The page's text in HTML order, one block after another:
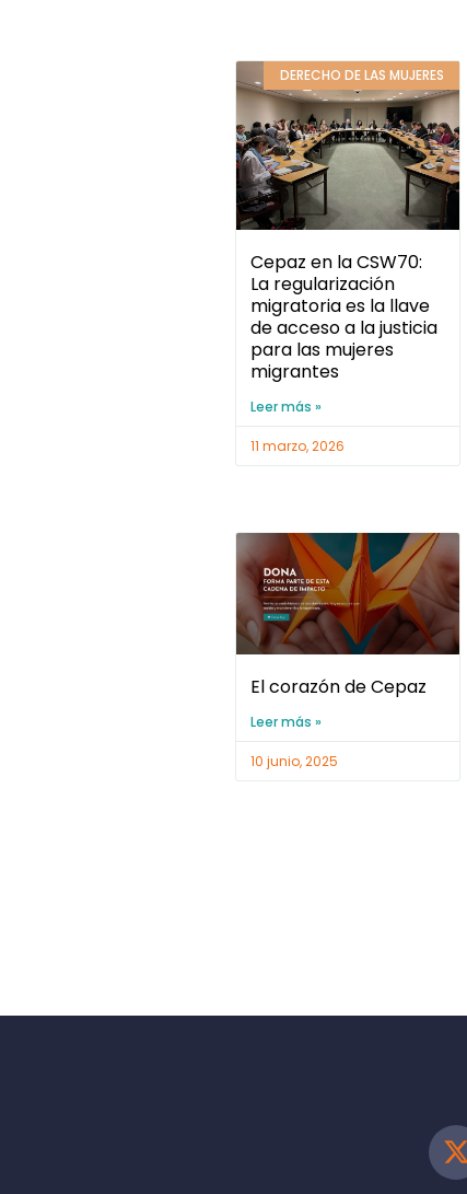
DERECHO DE LAS MUJERES
Cepaz en la CSW70:
La regularización
migratoria es la llave
de acceso a la justicia
para las mujeres
migrantes
Leer más »
11 marzo, 2026
El corazón de Cepaz
Leer más »
10 junio, 2025